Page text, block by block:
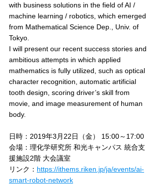
with business solutions in the field of AI /
machine learning / robotics, which emerged
from Mathematical Science Dep., Univ. of
Tokyo.
I will present our recent success stories and
ambitious attempts in which applied
mathematics is fully utilized, such as optical
character recognition, automatic artificial
tooth design, scoring driver’s skill from
movie, and image measurement of human
body.
日時：2019年3月22日（金） 15:00～17:00
会場：理化学研究所 和光キャンパス 統合支
援施設2階 大会議室
リンク： https://ithems.riken.jp/ja/events/ai-
smart-robot-network